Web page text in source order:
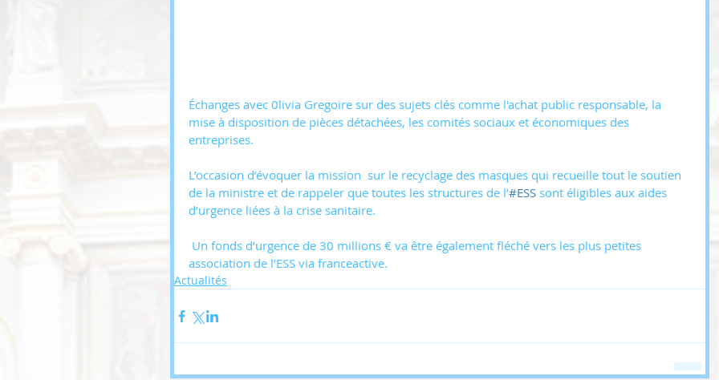
Échanges avec 0livia Gregoire sur des sujets clés comme l'achat public responsable, la
mise à disposition de pièces détachées, les comités sociaux et économiques des
entreprises.
L’occasion d’évoquer la mission  sur le recyclage des masques qui recueille tout le soutien
de la ministre et de rappeler que toutes les structures de l’#ESS sont éligibles aux aides
d’urgence liées à la crise sanitaire.
association de l’ESS via franceactive.
Actualités